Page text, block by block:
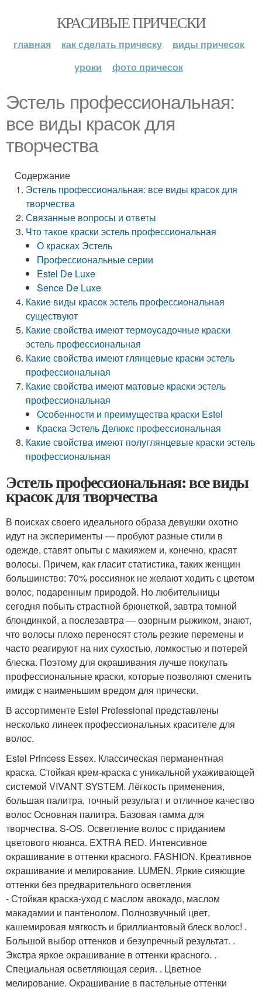
КРАСИВЫЕ ПРИЧЕСКИ
главная как сделать прическу
виды причесок
уроки
фото причесок
Эстель профессиональная:
все виды красок для
творчества
Содержание
Эстель профессиональная: все виды красок для
творчества
Связанные вопросы и ответы
Что такое краски эстель профессиональная
О красках Эстель
Профессиональные серии
Estel De Luxe
Sence De Luxe
Какие виды красок эстель профессиональная
существуют
Какие свойства имеют термоусадочные краски
эстель профессиональная
Какие свойства имеют глянцевые краски эстель
профессиональная
Какие свойства имеют матовые краски эстель
профессиональная
Особенности и преимущества краски Estel
Краска Эстель Делюкс профессиональная
Какие свойства имеют полуглянцевые краски эстель
профессиональная
Эстель профессиональная: все виды
красок для творчества
В поисках своего идеального образа девушки охотно
идут на эксперименты — пробуют разные стили в
одежде, ставят опыты с макияжем и, конечно, красят
волосы. Причем, как гласит статистика, таких женщин
большинство: 70% россиянок не желают ходить с цветом
волос, подаренным природой. Но любительницы
сегодня побыть страстной брюнеткой, завтра томной
блондинкой, а послезавтра — озорным рыжиком, знают,
что волосы плохо переносят столь резкие перемены и
часто реагируют на них сухостью, ломкостью и потерей
блеска. Поэтому для окрашивания лучше покупать
профессиональные краски, которые позволяют сменить
имидж с наименьшим вредом для прически.
В ассортименте Estel Professional представлены
несколько линеек профессиональных красителе для
волос.
Estel Princess Essex. Классическая перманентная
краска. Стойкая крем-краска с уникальной ухаживающей
системой VIVANT SYSTEM. Лёгкость применения,
большая палитра, точный результат и отличное качество
волос Основная палитра. Базовая гамма для
творчества. S-OS. Осветление волос с приданием
цветового нюанса. EXTRA RED. Интенсивное
окрашивание в оттенки красного. FASHION. Креативное
окрашивание и мелирование. LUMEN. Яркие сияющие
оттенки без предварительного осветления
- Стойкая краска-уход с маслом авокадо, маслом
макадамии и пантенолом. Полнозвучный цвет,
кашемировая мягкость и бриллиантовый блеск волос! .
Большой выбор оттенков и безупречный результат. .
Экстра яркое окрашивание в оттенки красного. .
Специальная осветляющая серия. . Цветное
мелирование. Окрашивание в пастельные оттенки